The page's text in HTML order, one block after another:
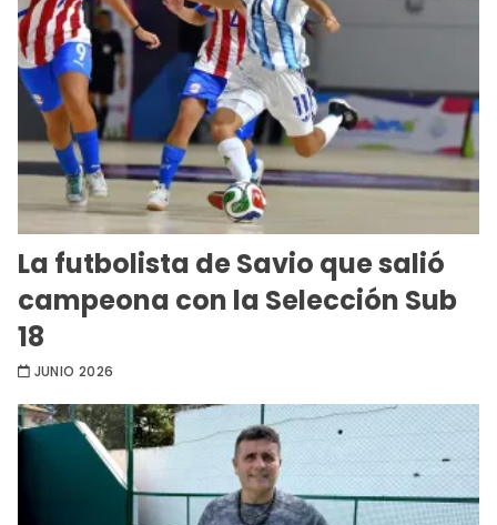
La futbolista de Savio que salió
campeona con la Selección Sub
18
JUNIO 2026